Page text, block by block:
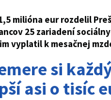
milióna eur rozdelil
25 zariadení
vyplatil k mesačnej
si
asi o tisíc